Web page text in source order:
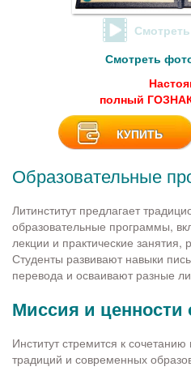
Смотреть
полный
КУПИТЬ
Образовательные
Литинститут предлагает
образовательные программы,
лекции и практические занятия,
Студенты развивают навыки
перевода и осваивают разные
Миссия и ценности
Институт стремится к
традиций и современных